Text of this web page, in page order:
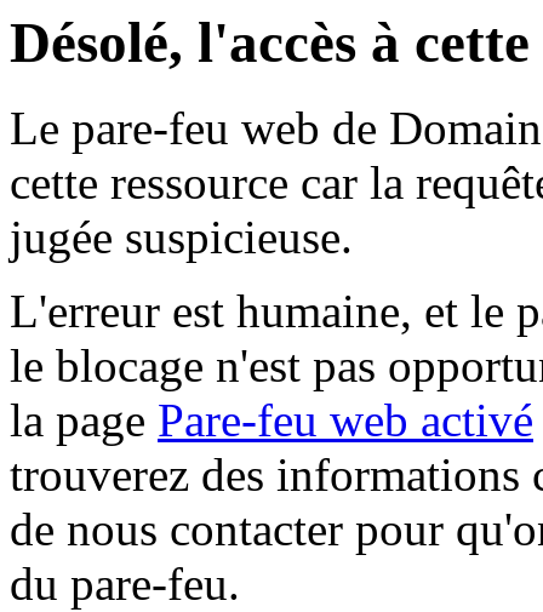
Désolé, l'accès à
Le pare-feu web de
cette ressource car la
jugée suspicieuse.
L'erreur est humaine, et le
le blocage n'est pas
la page Pare-feu web activé
trouverez des informations
de nous contacter pour
du pare-feu.